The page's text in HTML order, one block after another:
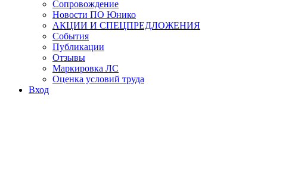
Сопровождение
Новости ПО Юнико
АКЦИИ И СПЕЦПРЕДЛОЖЕНИЯ
События
Публикации
Отзывы
Маркировка ЛС
Оценка условий труда
Вход